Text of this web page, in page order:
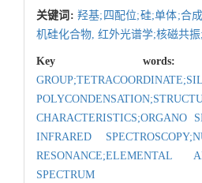
关键词: 羟基;四配位;硅;单体;合
机硅化合物, 红外光谱学;核磁共
Key
CHARACTERISTICS;ORGANO
INFRARED
RESONANCE;ELEMENTAL
SPECTRUM